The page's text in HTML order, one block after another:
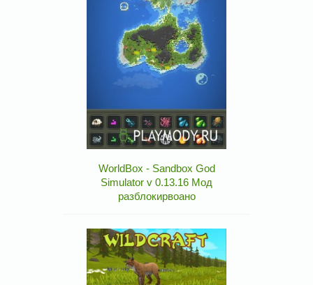
WorldBox - Sandbox God
Simulator v 0.13.16 Мод
разблокирвоано